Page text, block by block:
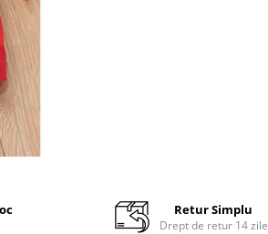
Retur Simplu
Drept de retur 14 zile